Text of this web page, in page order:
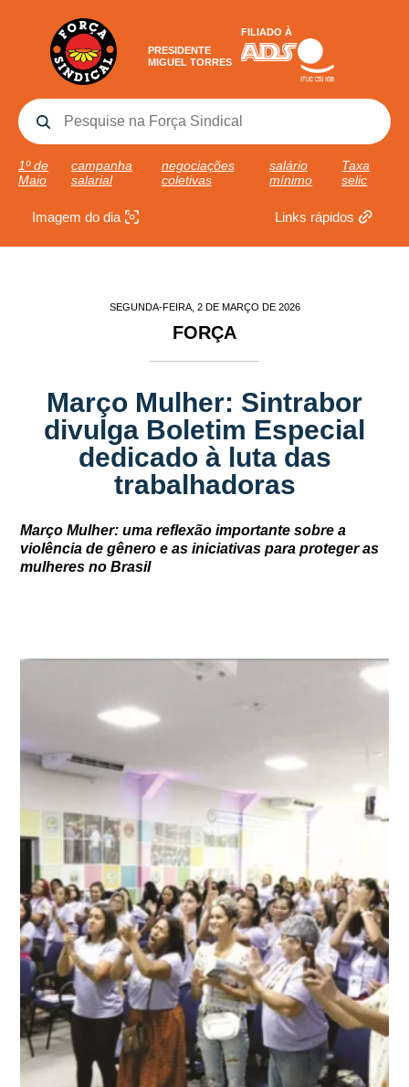
PRESIDENTE
MIGUEL TORRES
FILIADO À
1º de
Maio
campanha
salarial
negociações
coletivas
salário
mínimo
Taxa
selic
Imagem do dia Links rápidos
SEGUNDA-FEIRA, 2 DE MARÇO DE 2026
FORÇA
Março Mulher: Sintrabor
divulga Boletim Especial
dedicado à luta das
trabalhadoras
Março Mulher: uma reflexão importante sobre a
violência de gênero e as iniciativas para proteger as
mulheres no Brasil